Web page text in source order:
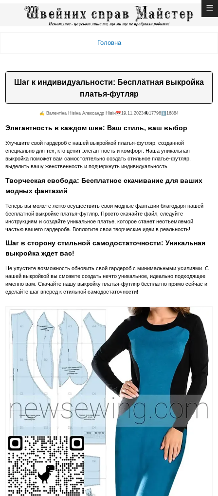
Головна
Шаг к индивидуальности: Бесплатная выкройка
платья-футляр
✍️ Валентiна Нiвiна Александр Нiвiн📅19.11.2023👁️‍🗨️17796 ⬇️16884
Элегантность в каждом шве: Ваш стиль, ваш выбор
Улучшите свой гардероб с нашей выкройкой платья-футляр, созданной
специально для тех, кто ценит элегантность и комфорт. Наша уникальная
выкройка поможет вам самостоятельно создать стильное платье-футляр,
выделить вашу женственность и подчеркнуть индивидуальность.
Творческая свобода: Бесплатное скачивание для ваших
модных фантазий
Теперь вы можете легко осуществить свои модные фантазии благодаря нашей
бесплатной выкройке платья-футляр. Просто скачайте файл, следуйте
инструкциям и создайте уникальное платье, которое станет неотъемлемой
частью вашего гардероба. Воплотите свои творческие идеи в реальность!
Шаг в сторону стильной самодостаточности: Уникальная
выкройка ждет вас!
Не упустите возможность обновить свой гардероб с минимальными усилиями. С
нашей выкройкой вы сможете создать нечто уникальное, идеально подходящее
именно вам. Скачайте нашу выкройку платья-футляр бесплатно прямо сейчас и
сделайте шаг вперед к стильной самодостаточности!